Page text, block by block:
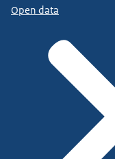
Open data